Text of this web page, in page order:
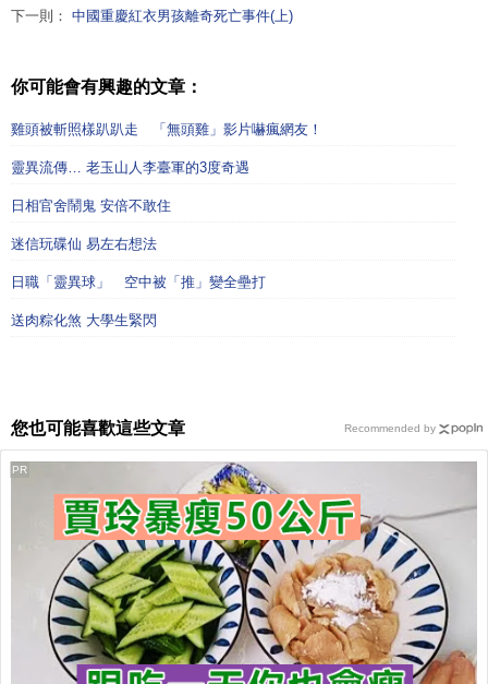
下一則： 中國重慶紅衣男孩離奇死亡事件(上)
你可能會有興趣的文章：
雞頭被斬照樣趴趴走 「無頭雞」影片嚇瘋網友！
靈異流傳… 老玉山人李臺軍的3度奇遇
日相官舍鬧鬼 安倍不敢住
迷信玩碟仙 易左右想法
日職「靈異球」 空中被「推」變全壘打
送肉粽化煞 大學生緊閃
您也可能喜歡這些文章
PR
Recommended by